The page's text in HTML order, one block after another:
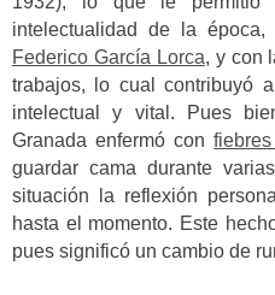
intelectualidad de la
Federico García Lorca, y con
trabajos, lo cual contribuyó
intelectual y vital. Pues
Granada enfermó con
guardar cama durante
situación la reflexión
hasta el momento. Este
pues significó un cambio de